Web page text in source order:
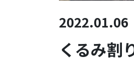
2022.01.06
くるみ割